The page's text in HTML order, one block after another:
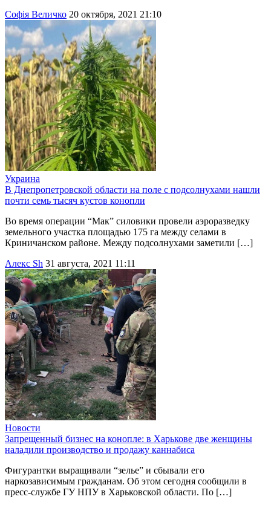
Софія Величко 20 октября, 2021 21:10
Украина
В Днепропетровской области на поле с подсолнухами нашли
почти семь тысяч кустов конопли
Во время операции “Мак” силовики провели аэроразведку
земельного участка площадью 175 га между селами в
Криничанском районе. Между подсолнухами заметили […]
Алекс Sh 31 августа, 2021 11:11
Новости
Запрещенный бизнес на конопле: в Харькове две женщины
наладили производство и продажу каннабиса
Фигурантки выращивали “зелье” и сбывали его
наркозависимым гражданам. Об этом сегодня сообщили в
пресс-службе ГУ НПУ в Харьковской области. По […]